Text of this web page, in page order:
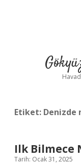
Etiket: Denizde
Ilk Bilmece
Tarih: Ocak 31, 2025